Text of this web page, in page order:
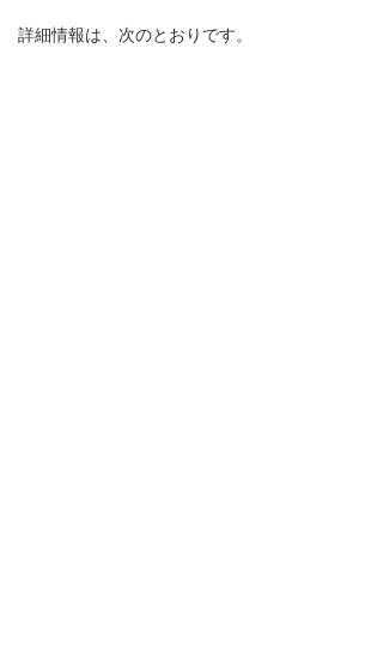
詳細情報は、次のとおりです。